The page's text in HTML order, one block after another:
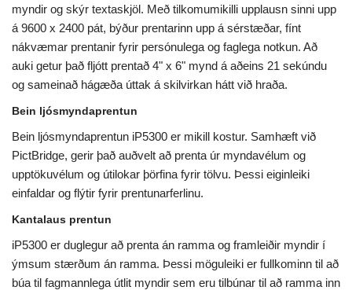
myndir og skýr textaskjöl. Með tilkomumikilli upplausn sinni upp
á 9600 x 2400 pát, býður prentarinn upp á sérstæðar, fínt
nákvæmar prentanir fyrir persónulega og faglega notkun. Að
auki getur það fljótt prentað 4" x 6" mynd á aðeins 21 sekúndu
og sameinað hágæða úttak á skilvirkan hátt við hraða.
Bein ljósmyndaprentun
Bein ljósmyndaprentun iP5300 er mikill kostur. Samhæft við
PictBridge, gerir það auðvelt að prenta úr myndavélum og
upptökuvélum og útilokar þörfina fyrir tölvu. Þessi eiginleiki
einfaldar og flýtir fyrir prentunarferlinu.
Kantalaus prentun
iP5300 er duglegur að prenta án ramma og framleiðir myndir í
ýmsum stærðum án ramma. Þessi möguleiki er fullkominn til að
búa til fagmannlega útlit myndir sem eru tilbúnar til að ramma inn